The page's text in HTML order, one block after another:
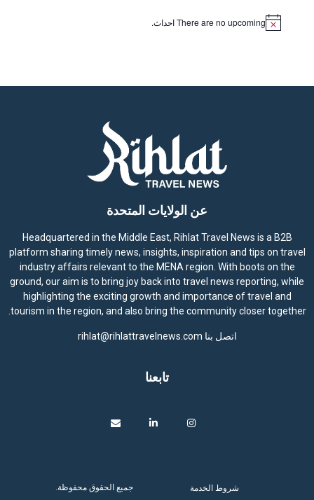
There are no upcoming احداث.
عن الولايات المتحدة
Headquartered in the Middle East, Rihlat Travel News is a B2B
platform sharing timely news, insights, inspiration and tips on travel
industry affairs relevant to the MENA region. With boots on the
ground, our aim is to bring joy back into travel news reporting, while
highlighting the exciting growth and importance of travel and
tourism in the region, and also bring the community closer together.
اتصل بنا rihlat@rihlattravelnews.com
تابعنا
جميع الحقوق محفوظة. شروط الخدمة